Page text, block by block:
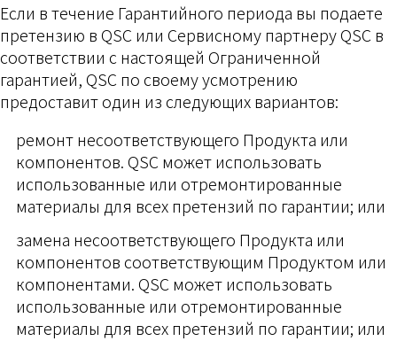
Если в течение Гарантийного периода вы подаете
претензию в QSC или Сервисному партнеру QSC в
соответствии с настоящей Ограниченной
гарантией, QSC по своему усмотрению
предоставит один из следующих вариантов:
ремонт несоответствующего Продукта или
компонентов. QSC может использовать
использованные или отремонтированные
материалы для всех претензий по гарантии; или
замена несоответствующего Продукта или
компонентов соответствующим Продуктом или
компонентами. QSC может использовать
использованные или отремонтированные
материалы для всех претензий по гарантии; или